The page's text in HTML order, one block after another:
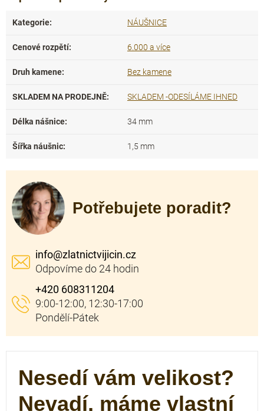
Kategorie: NÁUŠNICE
Cenové rozpětí: 6.000 a více
Druh kamene: Bez kamene
SKLADEM NA PRODEJNĚ: SKLADEM -ODESÍLÁME IHNED
Délka nášnice: 34 mm
Šířka náušnic: 1,5 mm
Potřebujete poradit?
info@zlatnictvijicin.cz
+420 608311204
Nesedí vám velikost?
Nevadí, máme vlastní